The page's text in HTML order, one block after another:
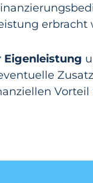
erbracht
Eigenleistung